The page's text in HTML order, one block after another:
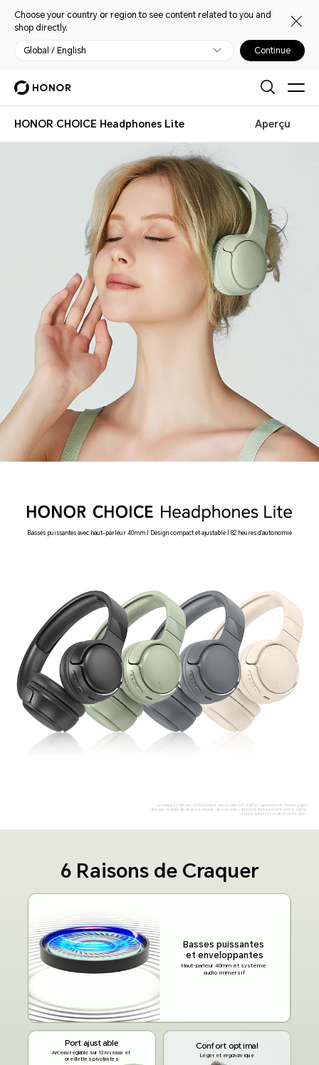
Choose your country or region to see content related to you and
shop directly.
Global / English Continue
HONOR CHOICE Headphones Lite Aperçu
Basses puissantes avec haut-parleur 40mm | Design compact et ajustable | 82 heures d'autonomie
La musique est diffusée à 50% du volume avec le codec AAC A2DP et l'autonomie est mesurée jusqu’à
décharge complète de la batterie pendant la lecture audio. L'autonomie réelle peut varier selon le volume,
la source audio et les conditions d’utilisation.
6 Raisons de Craquer
Basses puissantes
et enveloppantes
Haut-parleur 40mm et système
audio immersif
Port ajustable
Arceau réglable sur 13 niveaux et
oreillettes pivotantes
Confort optimal
Léger et ergonomique